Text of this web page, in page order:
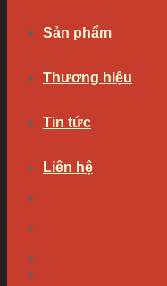
Sản phẩm
Thương hiệu
Tin tức
Liên hệ